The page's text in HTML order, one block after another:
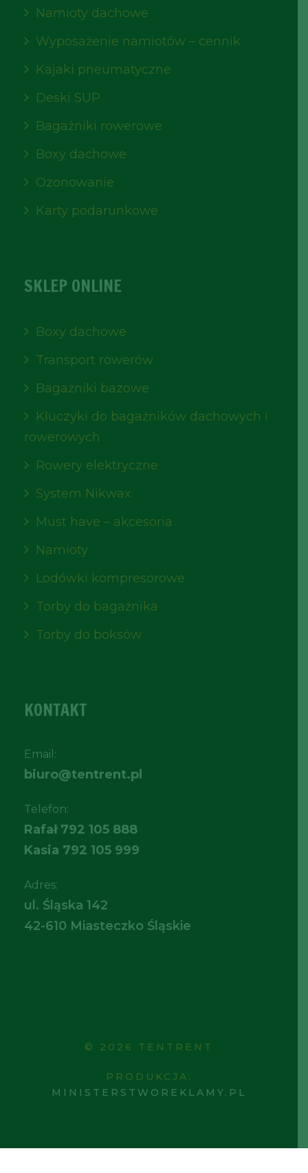
Namioty dachowe
Wyposażenie namiotów – cennik
Kajaki pneumatyczne
Deski SUP
Bagażniki rowerowe
Boxy dachowe
Ozonowanie
Karty podarunkowe
SKLEP ONLINE
Boxy dachowe
Transport rowerów
Bagażniki bazowe
Kluczyki do bagażników dachowych i
rowerowych
Rowery elektryczne
System Nikwax
Must have – akcesoria
Namioty
Lodówki kompresorowe
Torby do bagażnika
Torby do boksów
KONTAKT
Email:
biuro@tentrent.pl
Telefon:
Rafał 792 105 888
Kasia 792 105 999
Adres:
ul. Śląska 142
42-610 Miasteczko Śląskie
© 2026 TENTRENT
PRODUKCJA:
MINISTERSTWOREKLAMY.PL